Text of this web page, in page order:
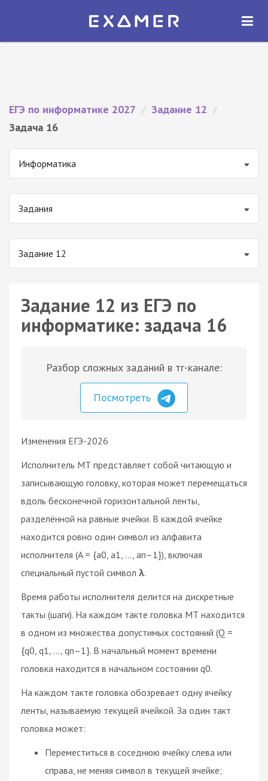
Экзамер — ЕГЭ 2027
ОТКРЫТЬ
ЕГЭ по информатике 2027 / Задание 12 /
Задача 16
Информатика
Задания
Задание 12
Задание 12 из ЕГЭ по
информатике: задача 16
Разбор сложных заданий в тг-канале:
Посмотреть
Изменения ЕГЭ-2026
Исполнитель МТ представляет собой читающую и
записывающую головку, которая может перемещаться
вдоль бесконечной горизонтальной ленты,
разделённой на равные ячейки. В каждой ячейке
находится ровно один символ из алфавита
исполнителя (A = {a0, a1, …, an–1}), включая
специальный пустой символ λ.
Время работы исполнителя делится на дискретные
такты (шаги). На каждом такте головка МТ находится
в одном из множества допустимых состояний (Q =
{q0, q1, …, qn–1}. В начальный момент времени
головка находится в начальном состоянии q0.
На каждом такте головка обозревает одну ячейку
ленты, называемую текущей ячейкой. За один такт
головка может:
Переместиться в соседнюю ячейку слева или
справа, не меняя символ в текущей ячейке;